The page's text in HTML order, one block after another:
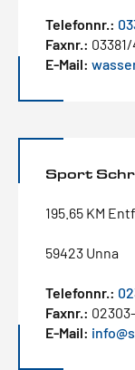
Telefonnr.:
Faxnr.:
E-Mail:
Sport
195.65 KM
59423 Unna
Telefonnr.:
Faxnr.:
E-Mail: